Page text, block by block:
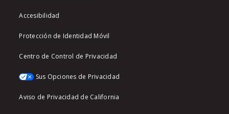
Accesibilidad
Protección de Identidad Móvil
Centro de Control de Privacidad
Sus Opciones de Privacidad
Aviso de Privacidad de California